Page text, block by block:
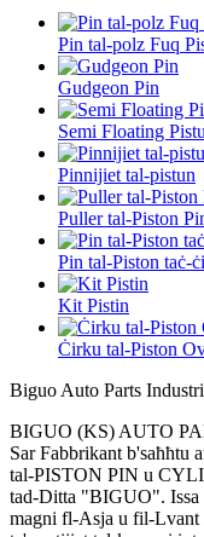
Pin tal-polz Fuq
Gudgeon Pin
Semi Floating
Pinnijiet tal-pistun
Puller tal-Piston
Pin tal-Piston taċ-
Kit Pistin
Ċirku tal-Piston
Biguo Auto Parts
BIGUO (KS) AUTO
Sar Fabbrikant b'saħħtu
tal-PISTON PIN u
tad-Ditta "BIGUO".
magni fl-Asja u fil-Lvant